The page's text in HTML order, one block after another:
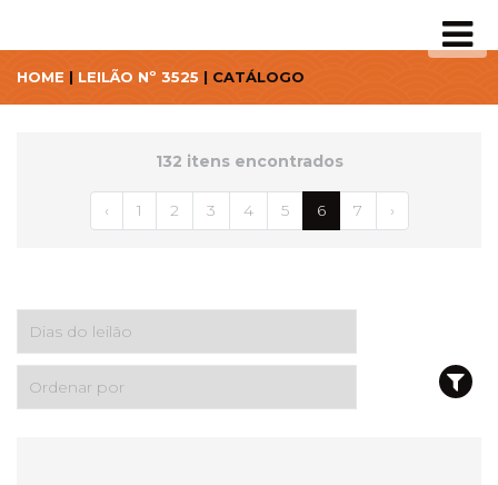
HOME | LEILÃO Nº 3525 | CATÁLOGO
132 itens encontrados
‹ 1 2 3 4 5 6 7 ›